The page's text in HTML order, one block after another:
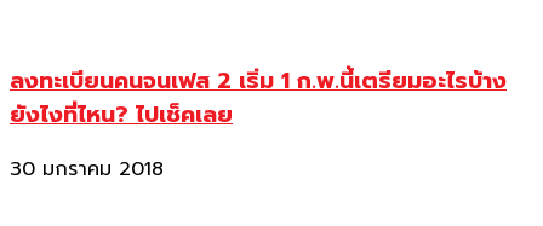
ลงทะเบียนคนจนเฟส 2 เริ่ม 1 ก.พ.นี้เตรียมอะไรบ้าง
ยังไงที่ไหน? ไปเช็คเลย
30 มกราคม 2018